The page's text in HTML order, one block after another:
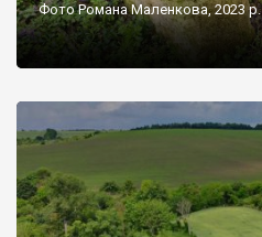
Фото Романа Маленкова, 2023 р.